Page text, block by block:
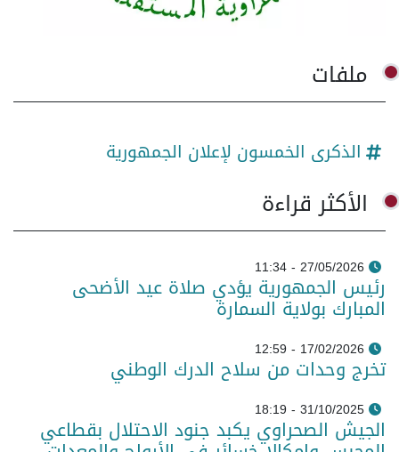
ملفات
الذكرى الخمسون لإعلان الجمهورية
الأكثر قراءة
27/05/2026 - 11:34
رئيس الجمهورية يؤدي صلاة عيد الأضحى
المبارك بولاية السمارة
17/02/2026 - 12:59
تخرج وحدات من سلاح الدرك الوطني
31/10/2025 - 18:19
الجيش الصحراوي يكبد جنود الاحتلال بقطاعي